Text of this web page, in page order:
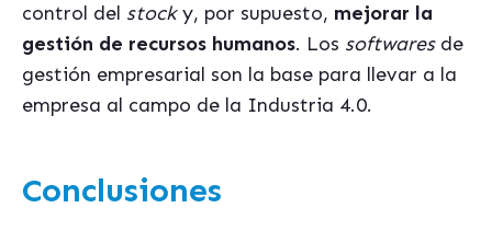
control del stocky, por supuesto, mejorar la
gestión de recursos humanos. Los softwaresde
gestión empresarial son la base para llevar a la
empresa al campo de la Industria 4.0.
Conclusiones